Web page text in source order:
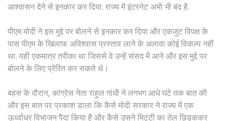
आश्वासन देने से इनकार कर दिया. राज्य में इंटरनेट अभी भी बंद है.
पीएम मोदी ने इस मुद्दे पर बोलने से इनकार कर दिया और एकजुट विपक्ष के
पास पीएम के खिलाफ अविश्वास प्रस्ताव लाने के अलावा कोई विकल्प नहीं
था. यही एकमात्र तरीका था जिससे वे उन्हें संसद में आने और इस मुद्दे पर
बोलने के लिए प्रेरित कर सकते थे।
बहस के दौरान, कांग्रेस नेता राहुल गांधी ने लगभग आधे घंटे तक बात की
और इस बात पर प्रकाश डाला कि कैसे मोदी सरकार ने राज्य में एक
ऊर्ध्वाधर विभाजन पैदा किया है और कैसे उसने मिट्टी का तेल छिड़ककर